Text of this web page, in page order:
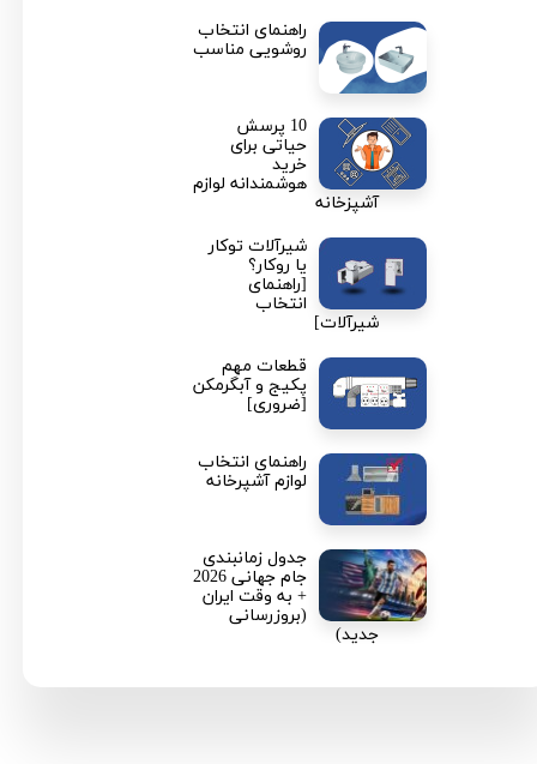
راهنمای انتخاب
روشویی مناسب
10 پرسش
حیاتی برای
خرید
هوشمندانه لوازم
آشپزخانه
شیرآلات توکار
یا روکار؟
[راهنمای
انتخاب
شیرآلات]
قطعات مهم
پکیج و آبگرمکن
[ضروری]
راهنمای انتخاب
لوازم آشپرخانه
جدول زمانبندی
جام جهانی 2026
+ به وقت ایران
(بروزرسانی
جدید)